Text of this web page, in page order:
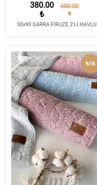
380.00
₺
450.00
₺
50x90 SARRA FİRUZE 2'Lİ HAVLU
%16